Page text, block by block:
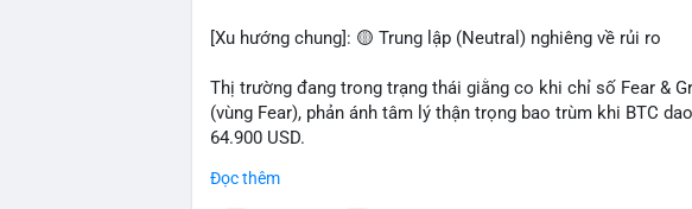
[Xu hướng chung]: 🟡 Trung lập (Neutral) nghiêng về rủi ro
Thị trường đang trong trạng thái giằng co khi chỉ số Fear &
(vùng Fear), phản ánh tâm lý thận trọng bao trùm khi BTC
64.900 USD.
- Thị trường & Giá cả: Hoạt động cá voi diễn ra mạnh mẽ với
Đọc thêm